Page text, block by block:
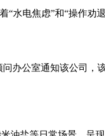
水电焦虑”和“操作劝
办公室通知该公司，